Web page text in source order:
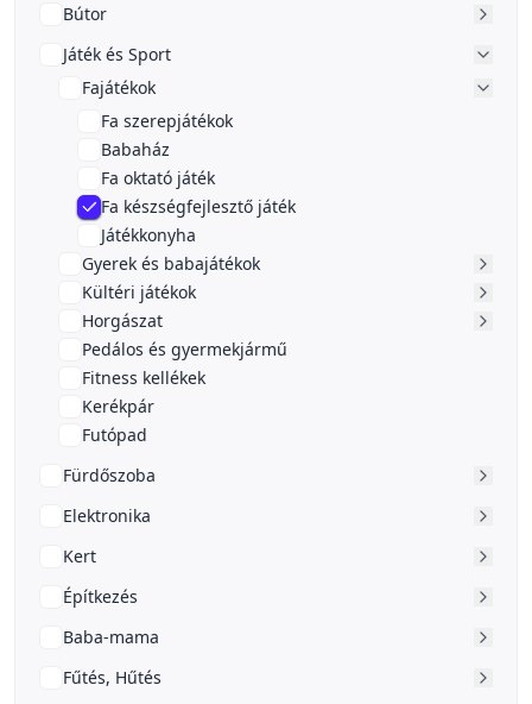
Bútor
Játék és Sport
Fajátékok
Fa szerepjátékok
Babaház
Fa oktató játék
Fa készségfejlesztő játék
Játékkonyha
Gyerek és babajátékok
Kültéri játékok
Horgászat
Pedálos és gyermekjármű
Fitness kellékek
Kerékpár
Futópad
Fürdőszoba
Elektronika
Kert
Építkezés
Baba-mama
Fűtés, Hűtés